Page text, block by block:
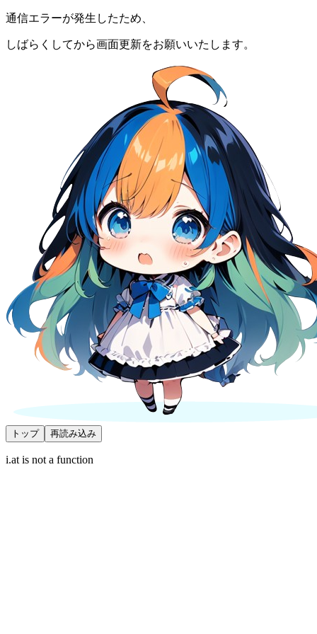
通信エラーが発生したため、
しばらくしてから画面更新をお願いいたします。
トップ 再読み込み
i.at is not a function